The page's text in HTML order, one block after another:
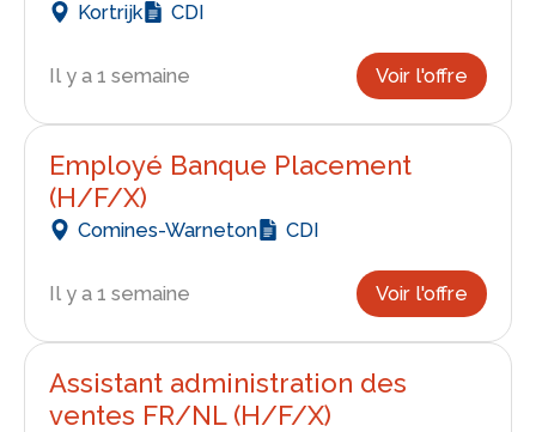
Kortrijk CDI
Il y a 1 semaine Voir l'offre
Employé Banque Placement
(H/F/X)
Comines-Warneton CDI
Il y a 1 semaine Voir l'offre
Assistant administration des
ventes FR/NL (H/F/X)